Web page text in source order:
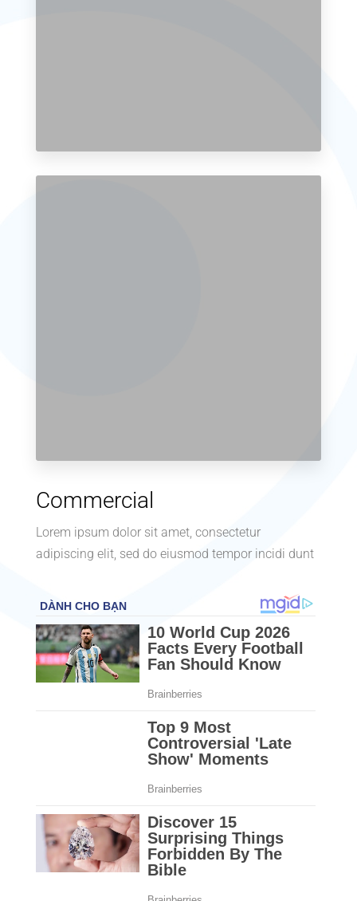
Commercial
Lorem ipsum dolor sit amet, consectetur
adipiscing elit, sed do eiusmod tempor incidi dunt